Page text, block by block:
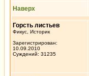
Наверх
Горсть листьев
Фикус, Историк
Зарегистрирован:
10.09.2010
Суждений: 31235